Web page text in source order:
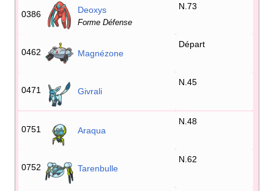
0386 Deoxys
Forme Défense
N.73
0462 Magnézone
Départ
0471 Givrali
N.45
0751 Araqua
N.48
0752 Tarenbulle
N.62